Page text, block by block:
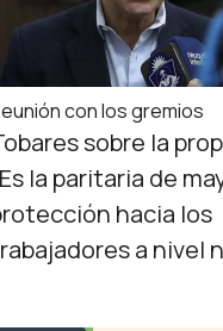
con los gremios
sobre la
la paritaria de
hacia los
a nivel